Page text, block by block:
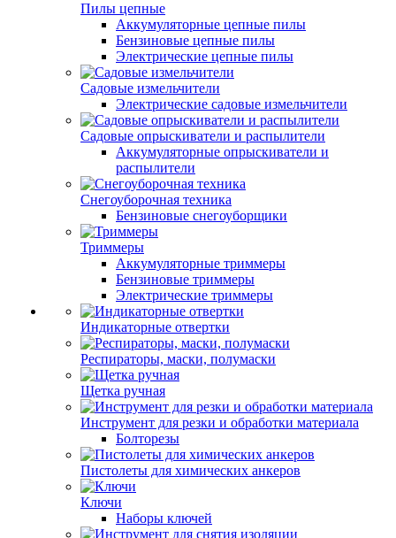
Пилы цепные
Аккумуляторные цепные пилы
Бензиновые цепные пилы
Электрические цепные пилы
Садовые измельчители
Электрические садовые измельчители
Садовые опрыскиватели и распылители
Аккумуляторные опрыскиватели и
распылители
Снегоуборочная техника
Бензиновые снегоуборщики
Триммеры
Аккумуляторные триммеры
Бензиновые триммеры
Электрические триммеры
Индикаторные отвертки
Респираторы, маски, полумаски
Щетка ручная
Инструмент для резки и обработки материала
Болторезы
Пистолеты для химических анкеров
Ключи
Наборы ключей